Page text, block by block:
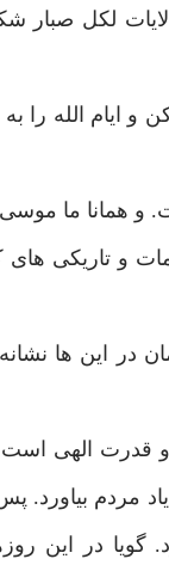
لايات لكل صبار
ايام الله را به
همانا ما موسى
و تاريكى
در اين ها
قدرت الهى است
مردم بياورد.
گويا در اين